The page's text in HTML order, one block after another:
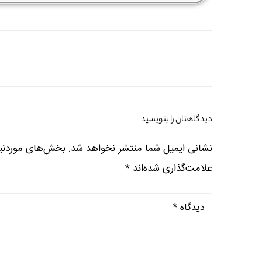
دیدگاهتان را بنویسید
نشانی ایمیل شما منتشر نخواهد شد. بخش‌های
علامت‌گذاری شده‌اند *